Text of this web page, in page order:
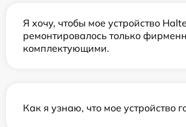
Я хочу, чтобы мое устройство
ремонтировалось только
комплектующими.
Как я узнаю, что мое устройство